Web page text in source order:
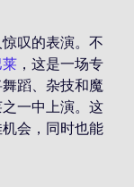
叹的表演。不
，这是一场专
蹈、杂技和魔
一中上演。这
会，同时也能